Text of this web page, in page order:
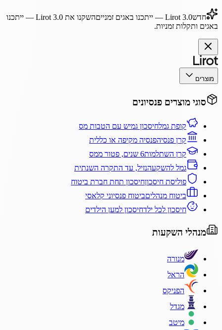
חדשLirot 3.0 — ייתכנו באגים זמנייםהשקנו את Lirot 3.0— ייתכנו
באגים ותקלות זמניות.
מוצרים
סוגי מוצרים פנסיונים
קופת גמלחיסכון גמיש עם הטבות מס
קרן פנסיהפנסיה מקיפה או כללית
קרן השתלמות6 שנים, פטור ממס
גמל להשקעהנזיל, עד התקרה השנתית
פוליסת חיסכוןחיסכון תחת חברת ביטוח
ביטוח מנהליםביטוח פנסיוני קלאסי
חיסכון לכל ילדחיסכון למען הילדים
מנהלי השקעות
מנורה
הראל
הפניקס
מגדל
מיטב